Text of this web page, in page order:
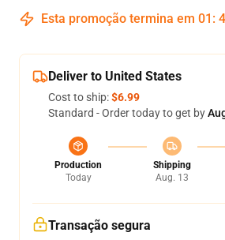
Esta promoção termina em 01 :
Deliver to United States
Cost to ship:$6.99
Standard - Order today to get by
Production
Today
Shipping
Aug. 13
Transação segura